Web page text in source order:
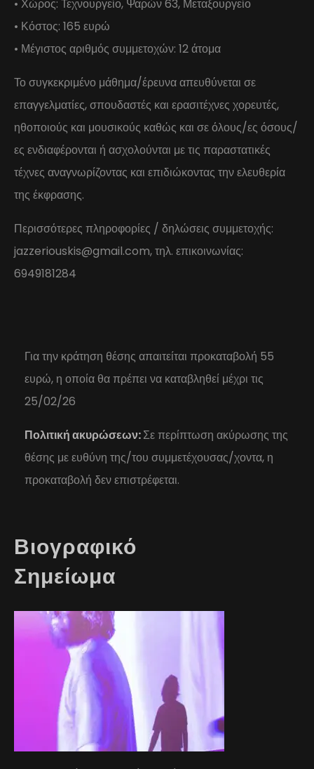
• Χώρος: Τεχνουργείο, Ψαρών 63, Μεταξουργείο
• Κόστος: 165 ευρώ
• Μέγιστος αριθμός συμμετοχών: 12 άτομα
Το συγκεκριμένο μάθημα/έρευνα απευθύνεται σε
επαγγελματίες, σπουδαστές και ερασιτέχνες χορευτές,
ηθοποιούς και μουσικούς καθώς και σε όλους/ες όσους/
ες ενδιαφέρονται ή ασχολούνται με τις παραστατικές
τέχνες αναγνωρίζοντας και επιδιώκοντας την ελευθερία
της έκφρασης.
Περισσότερες πληροφορίες / δηλώσεις συμμετοχής:
jazzeriouskis@gmail.com, τηλ. επικοινωνίας:
6949181284
Για την κράτηση θέσης απαιτείται προκαταβολή 55
ευρώ, η οποία θα πρέπει να καταβληθεί μέχρι τις
25/02/26
Πολιτική ακυρώσεων:Σε περίπτωση ακύρωσης της
θέσης με ευθύνη της/του συμμετέχουσας/χοντα, η
προκαταβολή δεν επιστρέφεται.
Βιογραφικό
Σημείωμα